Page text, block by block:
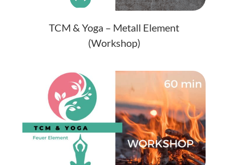
TCM & Yoga – Metall Element
(Workshop)